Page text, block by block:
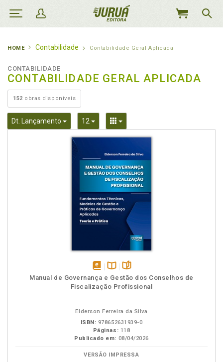
MEU
HOME Contabilidade Contabilidade Geral Aplicada
CONTABILIDADE
CONTABILIDADE GERAL APLICADA
152 obras disponíveis
Dt. Lançamento Toggle Dropdown
12 Toggle DropdownToggle Dropdown
disponível
em
Disponível
na
páginas
Manual de Governança e Gestão dos Conselhos de
Fiscalização Profissional
Elderson Ferreira da Silva
ISBN: 978652631939-0
Páginas: 118
Publicado em: 08/04/2026
VERSÃO IMPRESSA